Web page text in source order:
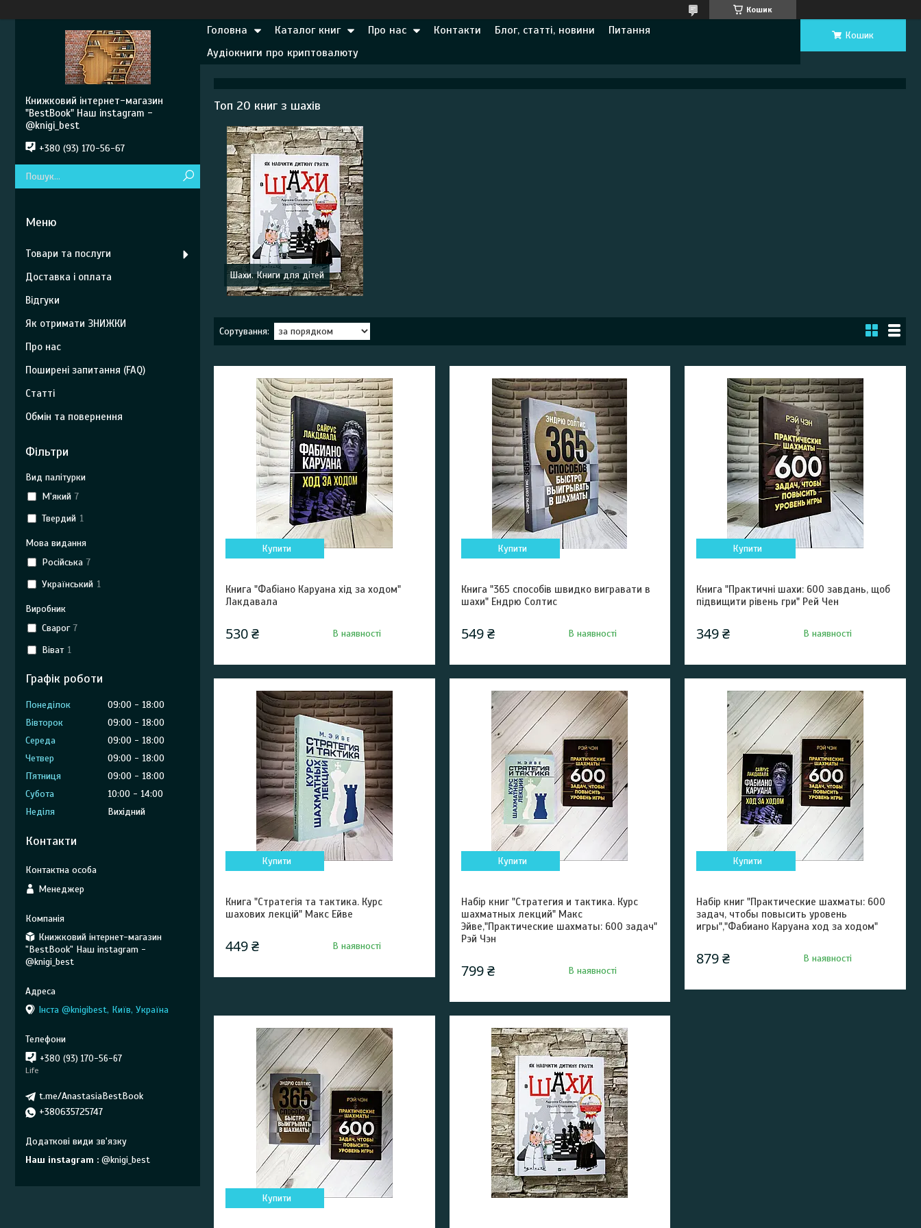
Кошик
Головна Каталог книг Про нас Контакти Блог, статті, новини
Питання
Аудіокниги про криптовалюту
Кошик
Топ 20 книг з шахів
Шахи. Книги для дітей
Купити
Книга "Фабіано Каруана хід за ходом"
Лакдавала
530 ₴ В наявності
Купити
Книга "365 способів швидко вигравати в
шахи" Ендрю Солтис
549 ₴ В наявності
Купити
Книга "Практичні шахи: 600 завдань, щоб
підвищити рівень гри" Рей Чен
349 ₴ В наявності
Купити
Книга "Стратегія та тактика. Курс
шахових лекцій" Макс Ейве
449 ₴ В наявності
Купити
Набір книг "Стратегия и тактика. Курс
шахматных лекций" Макс
Эйве,"Практические шахматы: 600 задач"
Рэй Чэн
799 ₴ В наявності
Купити
Набір книг "Практические шахматы: 600
задач, чтобы повысить уровень
игры","Фабиано Каруана ход за ходом"
879 ₴ В наявності
Купити
Книжковий інтернет-магазин
"BestBook" Наш instagram -
@knigi_best
+380 (93) 170-56-67
Товари та послуги
Доставка і оплата
Відгуки
Як отримати ЗНИЖКИ
Про нас
Поширені запитання (FAQ)
Статті
Обмін та повернення
Фільтри
Вид палітурки
М'який 7
Твердий 1
Мова видання
Російська 7
Український 1
Виробник
Сварог 7
Віват 1
Графік роботи
Понеділок 09:00
18:00
Вівторок
09:00
18:00
Середа
09:00
18:00
Четвер
09:00
18:00
Пʼятниця
09:00
18:00
Субота
10:00
14:00
Неділя
Вихідний
Контакти
Менеджер
Книжковий інтернет-магазин
"BestBook" Наш instagram -
@knigi_best
Інста @knigibest, Київ, Україна
+380 (93) 170-56-67
Life
t.me/AnastasiaBestBook
+380635725747
Наш instagram @knigi_best